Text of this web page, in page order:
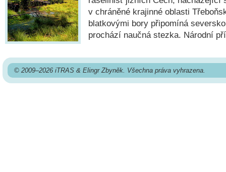
v chráněné krajinné oblasti
blatkovými bory připomíná
prochází naučná stezka. Národní
© 2009–2026 iTRAS & Elingr Zbyněk. Všechna práva vyhrazena.